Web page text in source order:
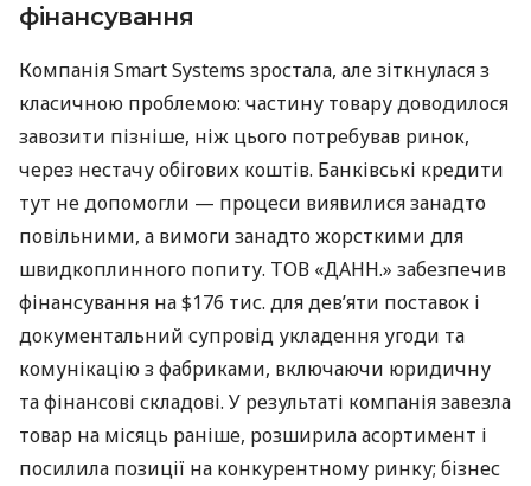
фінансування
Компанія Smart Systems зростала, але зіткнулася з
класичною проблемою: частину товару доводилося
завозити пізніше, ніж цього потребував ринок,
через нестачу обігових коштів. Банківські кредити
тут не допомогли — процеси виявилися занадто
повільними, а вимоги занадто жорсткими для
швидкоплинного попиту. ТОВ «ДАНН.» забезпечив
фінансування на $176 тис. для дев’яти поставок і
документальний супровід укладення угоди та
комунікацію з фабриками, включаючи юридичну
та фінансові складові. У результаті компанія завезла
товар на місяць раніше, розширила асортимент і
посилила позиції на конкурентному ринку; бізнес